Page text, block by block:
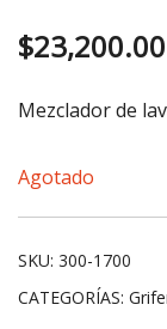
$23,200.00
Mezclador de
Agotado
SKU: 300-1700
CATEGORÍAS: